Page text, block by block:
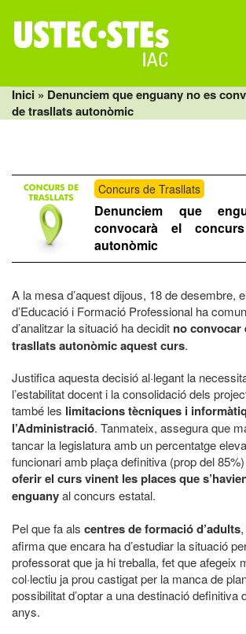
content
Inici » Denunciem que enguany no es
de trasllats autonòmic
Concurs de Trasllats
Denunciem que
convocarà el
autonòmic
A la mesa d’aquest dijous, 18 de desembre,
d’Educació i Formació Professional ha
d’analitzar la situació ha decidit no convocar
trasllats autonòmic aquest curs.
Justifica aquesta decisió al·legant la
l’estabilitat docent i la consolidació dels
també les limitacions tècniques i
l’Administració. Tanmateix, assegura que
tancar la legislatura amb un percentatge
funcionari amb plaça definitiva (prop del
oferir el curs vinent les places que
enguanyal concurs estatal.
Pel que fa als centres de formació d’adults
afirma que encara ha d’estudiar la situació
professorat que ja hi treballa, fet que afegeix
col·lectiu ja prou castigat per la manca de
possibilitat d’optar a una destinació definitiva
anys.